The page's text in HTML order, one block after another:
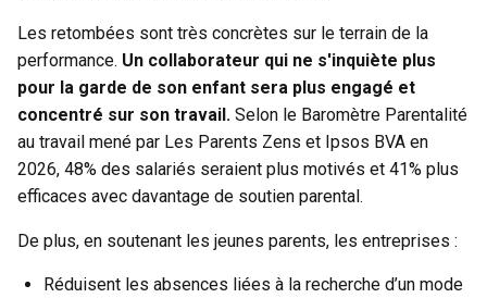
Les retombées sont très concrètes sur le terrain de la
performance. Un collaborateur qui ne s'inquiète plus
pour la garde de son enfant sera plus engagé et
concentré sur son travail. Selon le Baromètre Parentalité
au travail mené par Les Parents Zens et Ipsos BVA en
2026, 48% des salariés seraient plus motivés et 41% plus
efficaces avec davantage de soutien parental.
De plus, en soutenant les jeunes parents, les entreprises :
Réduisent les absences liées à la recherche d’un mode